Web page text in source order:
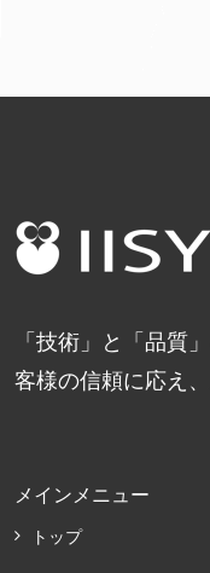
「技術」と「品質
客様の信頼に応え
メインメニュー
トップ